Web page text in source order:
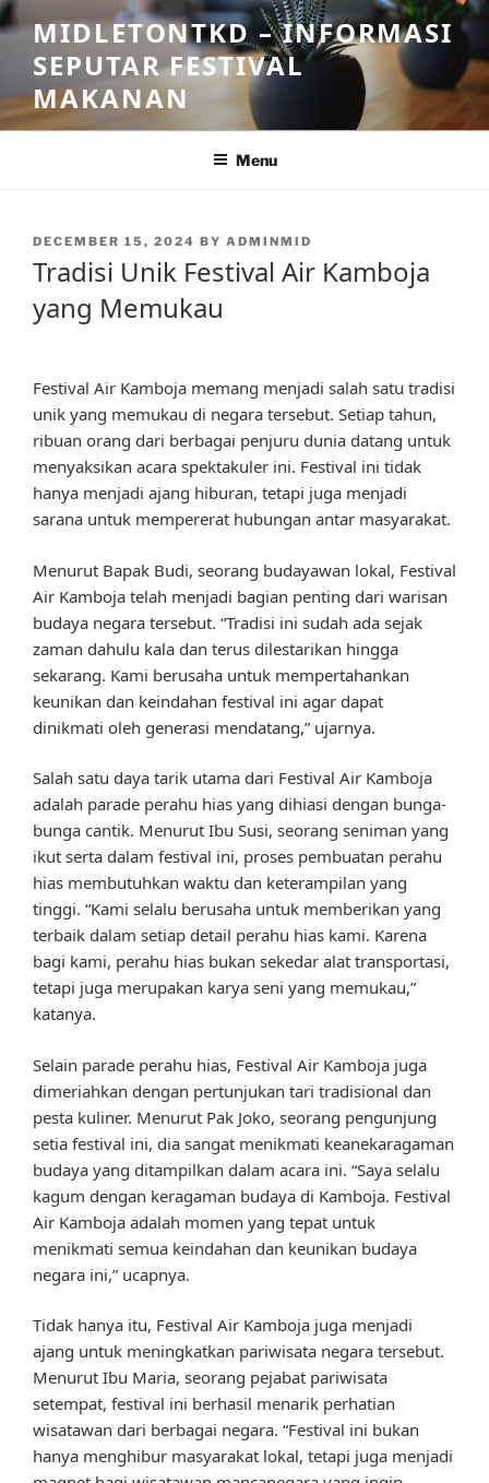
Skip
to
content
MIDLETONTKD – INFORMASI
SEPUTAR FESTIVAL
MAKANAN
Menu
POSTED
DECEMBER 15, 2024 BY ADMINMID
Tradisi Unik Festival Air Kamboja
yang Memukau
Festival Air Kamboja memang menjadi salah satu tradisi
unik yang memukau di negara tersebut. Setiap tahun,
ribuan orang dari berbagai penjuru dunia datang untuk
menyaksikan acara spektakuler ini. Festival ini tidak
hanya menjadi ajang hiburan, tetapi juga menjadi
sarana untuk mempererat hubungan antar masyarakat.
Menurut Bapak Budi, seorang budayawan lokal, Festival
Air Kamboja telah menjadi bagian penting dari warisan
budaya negara tersebut. “Tradisi ini sudah ada sejak
zaman dahulu kala dan terus dilestarikan hingga
sekarang. Kami berusaha untuk mempertahankan
keunikan dan keindahan festival ini agar dapat
dinikmati oleh generasi mendatang,” ujarnya.
Salah satu daya tarik utama dari Festival Air Kamboja
adalah parade perahu hias yang dihiasi dengan bunga-
bunga cantik. Menurut Ibu Susi, seorang seniman yang
ikut serta dalam festival ini, proses pembuatan perahu
hias membutuhkan waktu dan keterampilan yang
tinggi. “Kami selalu berusaha untuk memberikan yang
terbaik dalam setiap detail perahu hias kami. Karena
bagi kami, perahu hias bukan sekedar alat transportasi,
tetapi juga merupakan karya seni yang memukau,”
katanya.
Selain parade perahu hias, Festival Air Kamboja juga
dimeriahkan dengan pertunjukan tari tradisional dan
pesta kuliner. Menurut Pak Joko, seorang pengunjung
setia festival ini, dia sangat menikmati keanekaragaman
budaya yang ditampilkan dalam acara ini. “Saya selalu
kagum dengan keragaman budaya di Kamboja. Festival
Air Kamboja adalah momen yang tepat untuk
menikmati semua keindahan dan keunikan budaya
negara ini,” ucapnya.
Tidak hanya itu, Festival Air Kamboja juga menjadi
ajang untuk meningkatkan pariwisata negara tersebut.
Menurut Ibu Maria, seorang pejabat pariwisata
setempat, festival ini berhasil menarik perhatian
wisatawan dari berbagai negara. “Festival ini bukan
hanya menghibur masyarakat lokal, tetapi juga menjadi